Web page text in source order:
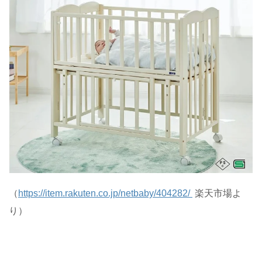
（ https://item.rakuten.co.jp/netbaby/404282/ 楽天市場よ
り）